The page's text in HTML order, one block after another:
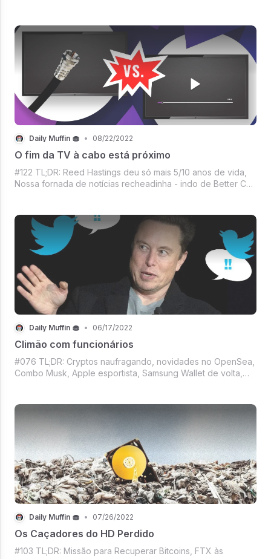
Daily Muffin 🧁 • 08/22/2022
O fim da TV à cabo está próximo
#122 TL;DR: Reed Hastings deu só mais 5/10 anos de vida,
Nossa fornada de notícias recheadinha - indo de Better Call
no lançamento da Sony
Daily Muffin 🧁 • 06/17/2022
Climão com funcionários
#076 TL;DR: Cryptos naufragando, novidades no OpenSea,
Combo Musk, Apple esportista, Samsung Wallet de volta,
DM de hoje. (Não vá esquece
Daily Muffin 🧁 • 07/26/2022
Os Caçadores do HD Perdido
#103 TL;DR: Missão para Recuperar Bitcoins, FTX às